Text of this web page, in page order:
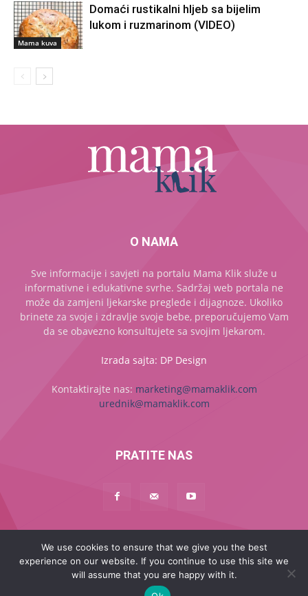
Mama kuva
Domaći rustikalni hljeb sa bijelim
lukom i ruzmarinom (VIDEO)
O NAMA
Sve informacije i savjeti na portalu Mama Klik služe u
informativne i edukativne svrhe. Sadržaj web portala ne
može da zamjeni ljekarske preglede i dijagnoze. Ukoliko
brinete za svoje i zdravlje svoje bebe, preporučujemo Vam
da se obavezno konsultujete sa svojim ljekarom.
Izrada sajta: DP Design
Kontaktirajte nas: marketing@mamaklik.com
urednik@mamaklik.com
PRATITE NAS
Naslovna Začeće Trudnoća Beba Dijete
Mama
MAMA PLUS
© 2017 - 2025 - Sva prava zadržana
We use cookies to ensure that we give you the best
experience on our website. If you continue to use this site we
will assume that you are happy with it.